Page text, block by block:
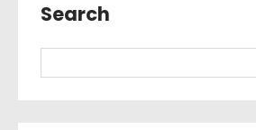
Search